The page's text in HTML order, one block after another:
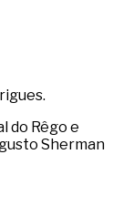
do Rêgo e
Sherman